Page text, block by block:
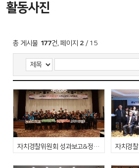
활동사진
총 게시물 177건, 페이지 2 / 15
자치경찰위원회 성과보고&정책포럼(11.3)